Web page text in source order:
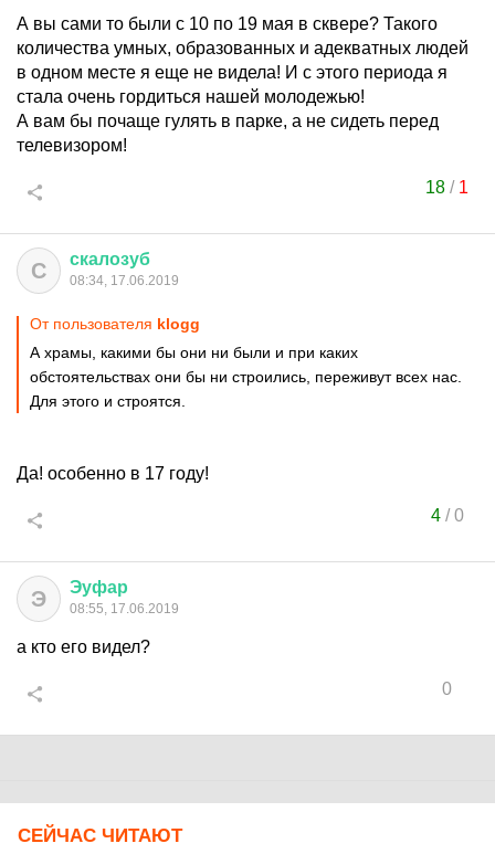
А вы сами то были с 10 по 19 мая в сквере? Такого
количества умных, образованных и адекватных людей
в одном месте я еще не видела! И с этого периода я
стала очень гордиться нашей молодежью!
А вам бы почаще гулять в парке, а не сидеть перед
телевизором!
18 / 1
С скалозуб
08:34, 17.06.2019
От пользователя klogg
А храмы, какими бы они ни были и при каких
обстоятельствах они бы ни строились, переживут всех нас.
Для этого и строятся.
Да! особенно в 17 году!
4/0
Э Эуфар
08:55, 17.06.2019
а кто его видел?
0
СЕЙЧАС ЧИТАЮТ